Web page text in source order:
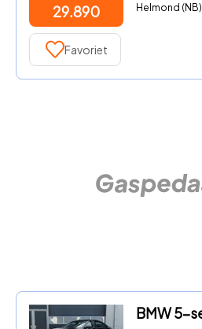
29.890 Helmond (NB)
Favoriet